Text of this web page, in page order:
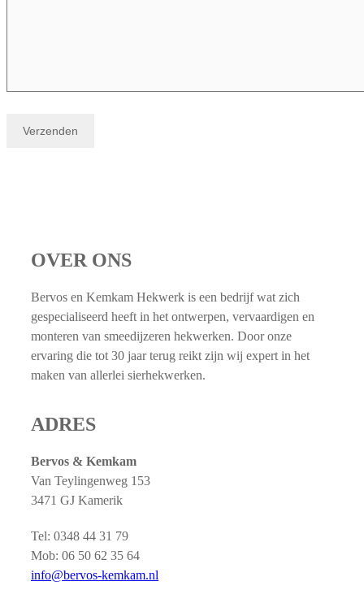
OVER ONS
Bervos en Kemkam Hekwerk is een bedrijf wat zich
gespecialiseerd heeft in het ontwerpen, vervaardigen en
monteren van smeedijzeren hekwerken. Door onze
ervaring die tot 30 jaar terug reikt zijn wij expert in het
maken van allerlei sierhekwerken.
ADRES
Bervos & Kemkam
Van Teylingenweg 153
3471 GJ Kamerik
Tel: 0348 44 31 79
Mob: 06 50 62 35 64
info@bervos-kemkam.nl